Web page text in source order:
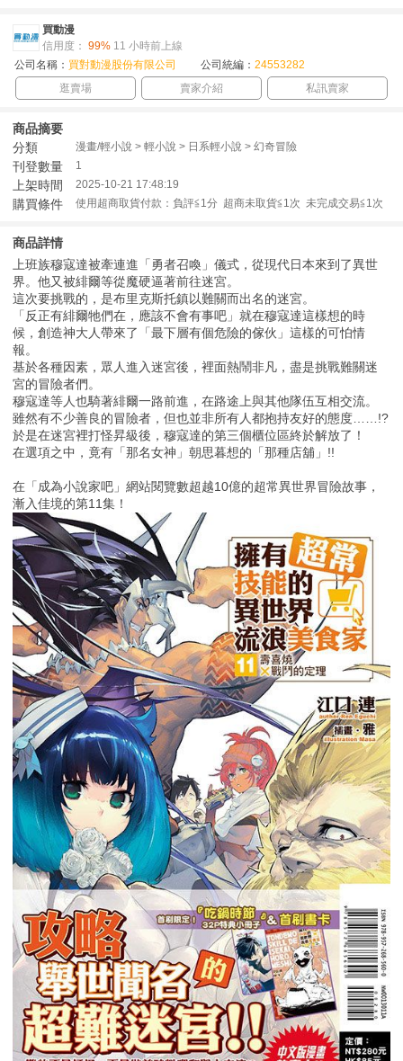
買動漫
信用度： 99% 11 小時前上線
公司名稱： 買對動漫股份有限公司 公司統編： 24553282
逛賣場
賣家介紹 私訊賣家
商品摘要
分類
漫畫/輕小說 > 輕小說 > 日系輕小說 > 幻奇冒險
刊登數量 1
上架時間 2025-10-21 17:48:19
購買條件 使用超商取貨付款：負評≦1分 超商未取貨≦1次 未完成交易≦1次
商品詳情
上班族穆寇達被牽連進「勇者召喚」儀式，從現代日本來到了異世
界。他又被緋爾等從魔硬逼著前往迷宮。
這次要挑戰的，是布里克斯托鎮以難關而出名的迷宮。
「反正有緋爾牠們在，應該不會有事吧」就在穆寇達這樣想的時
候，創造神大人帶來了「最下層有個危險的傢伙」這樣的可怕情
報。
基於各種因素，眾人進入迷宮後，裡面熱鬧非凡，盡是挑戰難關迷
宮的冒險者們。
穆寇達等人也騎著緋爾一路前進，在路途上與其他隊伍互相交流。
雖然有不少善良的冒險者，但也並非所有人都抱持友好的態度……!?
於是在迷宮裡打怪昇級後，穆寇達的第三個櫃位區終於解放了！
在選項之中，竟有「那名女神」朝思暮想的「那種店舖」!!
在「成為小說家吧」網站閱覽數超越10億的超常異世界冒險故事，
漸入佳境的第11集！